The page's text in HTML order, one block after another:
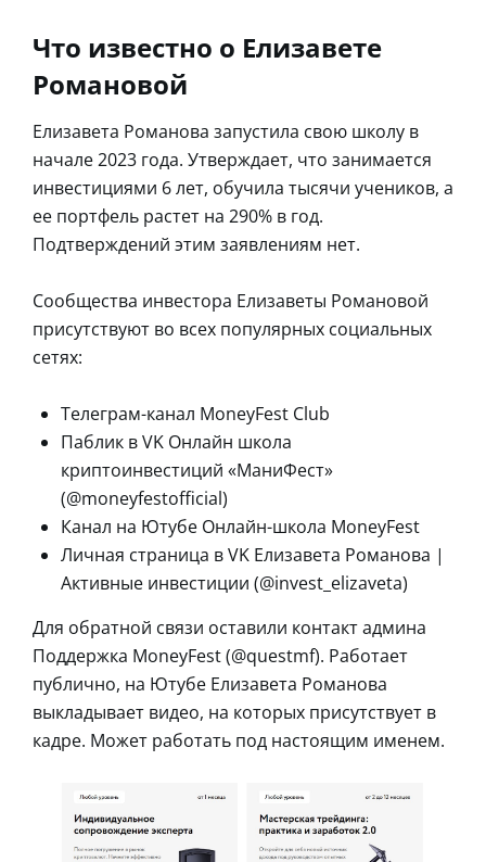
Что известно о Елизавете
Романовой
Елизавета Романова запустила свою школу в
начале 2023 года. Утверждает, что занимается
инвестициями 6 лет, обучила тысячи учеников, а
ее портфель растет на 290% в год.
Подтверждений этим заявлениям нет.
Сообщества инвестора Елизаветы Романовой
присутствуют во всех популярных социальных
сетях:
Телеграм-канал MoneyFest Club
Паблик в VK Онлайн школа
криптоинвестиций «МаниФест»
(@moneyfestofficial)
Канал на Ютубе Онлайн-школа MoneyFest
Личная страница в VK Елизавета Романова |
Активные инвестиции (@invest_elizaveta)
Для обратной связи оставили контакт админа
Поддержка MoneyFest (@questmf). Работает
публично, на Ютубе Елизавета Романова
выкладывает видео, на которых присутствует в
кадре. Может работать под настоящим именем.